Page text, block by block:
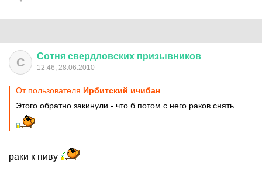
С Сотня свердловских призывников
12:46, 28.06.2010
От пользователя Ирбитский ичибан
Этого обратно закинули - что б потом с него раков снять.
раки к пиву